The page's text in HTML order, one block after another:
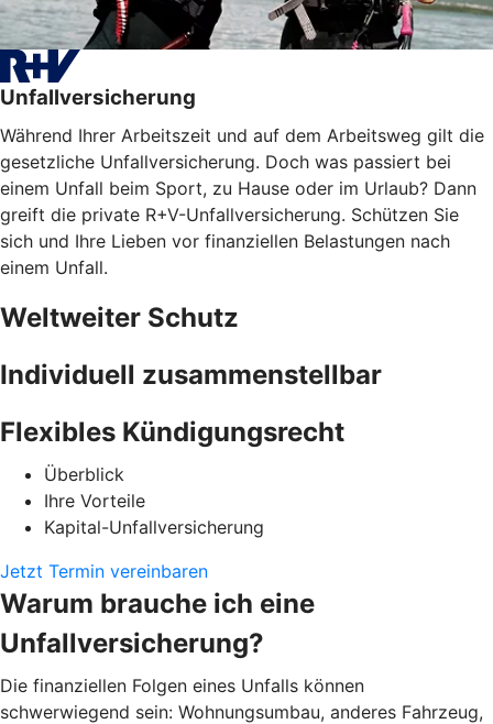
Unfallversicherung
Während Ihrer Arbeitszeit und auf dem Arbeitsweg gilt die
gesetzliche Unfallversicherung. Doch was passiert bei
einem Unfall beim Sport, zu Hause oder im Urlaub? Dann
greift die private R+V-Unfallversicherung. Schützen Sie
sich und Ihre Lieben vor finanziellen Belastungen nach
einem Unfall.
Weltweiter Schutz
Individuell zusammenstellbar
Flexibles Kündigungsrecht
Überblick
Ihre Vorteile
Kapital-Unfallversicherung
Jetzt Termin vereinbaren
Warum brauche ich eine
Unfallversicherung?
Die finanziellen Folgen eines Unfalls können
schwerwiegend sein: Wohnungsumbau, anderes Fahrzeug,